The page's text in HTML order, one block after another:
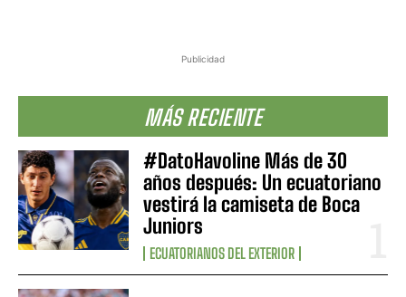
Publicidad
MÁS RECIENTE
#DatoHavoline Más de 30
años después: Un ecuatoriano
vestirá la camiseta de Boca
Juniors
ECUATORIANOS DEL EXTERIOR